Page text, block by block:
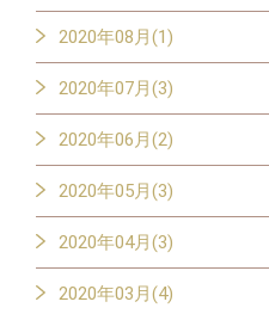
2020年08月(1)
2020年07月(3)
2020年06月(2)
2020年05月(3)
2020年04月(3)
2020年03月(4)